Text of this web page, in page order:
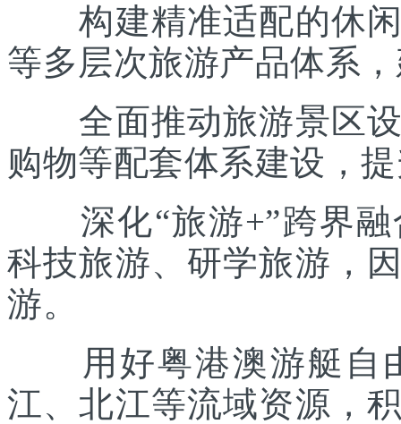
构建精准适配的休闲
等多层次旅游产品体系
全面推动旅游景区设
购物等配套体系建设，
深化“旅游+”跨界融
科技旅游、研学旅游，
游。
用好粤港澳游艇自
江、北江等流域资源，